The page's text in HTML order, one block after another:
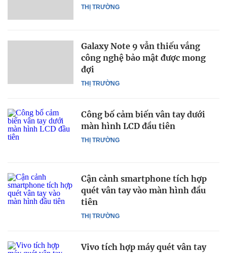
THỊ TRƯỜNG
THỊ TRƯỜNG
Galaxy Note 9 vẫn thiếu vắng
công nghệ bảo mật được mong
đợi
THỊ TRƯỜNG
Công bố cảm biến vân tay dưới
màn hình LCD đầu tiên
THỊ TRƯỜNG
Cận cảnh smartphone tích hợp
quét vân tay vào màn hình đầu
tiên
Vivo tích hợp máy quét vân tay